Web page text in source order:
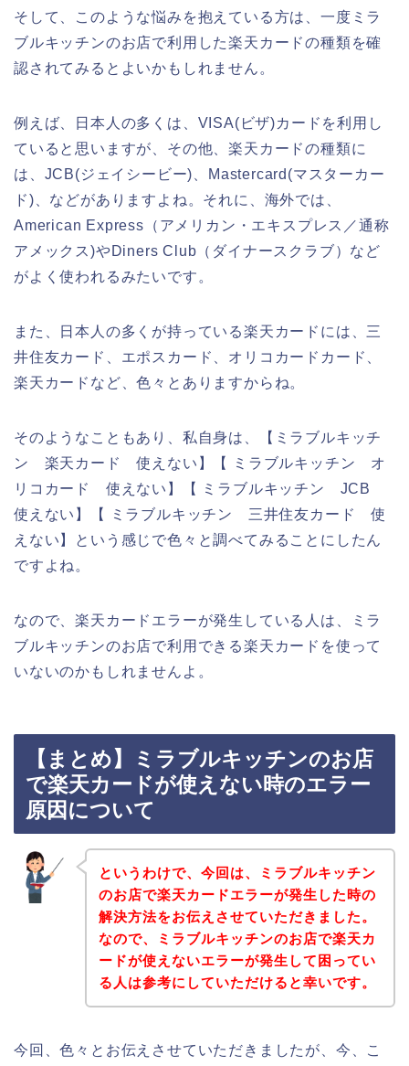
そして、このような悩みを抱えている方は、一度ミラ
ブルキッチンのお店で利用した楽天カードの種類を確
認されてみるとよいかもしれません。
例えば、日本人の多くは、VISA(ビザ)カードを利用し
ていると思いますが、その他、楽天カードの種類に
は、JCB(ジェイシービー)、Mastercard(マスターカー
ド)、などがありますよね。それに、海外では、
American Express（アメリカン・エキスプレス／通称
アメックス)やDiners Club（ダイナースクラブ）など
がよく使われるみたいです。
また、日本人の多くが持っている楽天カードには、三
井住友カード、エポスカード、オリコカードカード、
楽天カードなど、色々とありますからね。
そのようなこともあり、私自身は、【ミラブルキッチ
ン 楽天カード 使えない】【 ミラブルキッチン オ
リコカード 使えない】【 ミラブルキッチン JCB
使えない】【 ミラブルキッチン 三井住友カード 使
えない】という感じで色々と調べてみることにしたん
ですよね。
なので、楽天カードエラーが発生している人は、ミラ
ブルキッチンのお店で利用できる楽天カードを使って
いないのかもしれませんよ。
【まとめ】ミラブルキッチンのお店
で楽天カードが使えない時のエラー
原因について
というわけで、今回は、ミラブルキッチン
のお店で楽天カードエラーが発生した時の
解決方法をお伝えさせていただきました。
なので、ミラブルキッチンのお店で楽天カ
ードが使えないエラーが発生して困ってい
る人は参考にしていただけると幸いです。
今回、色々とお伝えさせていただきましたが、今、こ